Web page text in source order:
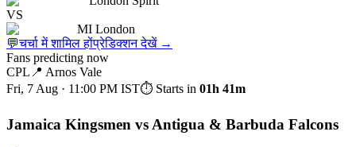
VS
MI London
💬चर्चा में शामिल होंप्रेडिक्शन देखें →
Fans predicting now
CPL 📍 Arnos Vale
Fri, 7 Aug · 11:00 PM IST⏱ Starts in 01h 41m
Jamaica Kingsmen vs Antigua & Barbuda Falcons